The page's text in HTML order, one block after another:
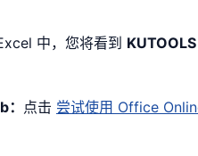
中，您将看到
点击 尝试使用 Office